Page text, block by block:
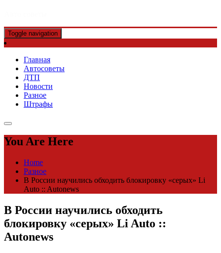
Toggle navigation
Главная
Автосоветы
ДТП
Новости
Разное
Штрафы
You Are Here
Home
Разное
В России научились обходить блокировку «серых» Li
Auto :: Autonews
В России научились обходить
блокировку «серых» Li Auto ::
Autonews